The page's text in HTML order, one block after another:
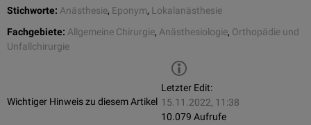
Stichworte: Anästhesie, Eponym, Lokalanästhesie
Fachgebiete: Allgemeine Chirurgie, Anästhesiologie, Orthopädie und
Unfallchirurgie
Wichtiger Hinweis zu diesem Artikel
Letzter Edit:
15.11.2022, 11:38
10.079 Aufrufe